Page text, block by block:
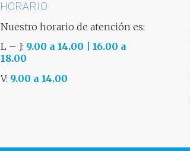
HORARIO
Nuestro horario de atención es:
L – J: 9.00 a 14.00 | 16.00 a
18.00
V: 9.00 a 14.00